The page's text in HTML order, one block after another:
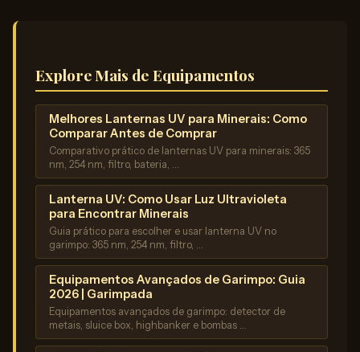
Explore Mais de Equipamentos
Melhores Lanternas UV para Minerais: Como
Comparar Antes de Comprar
Comparativo prático de lanternas UV para minerais: 365
nm, 254 nm, filtro, bateria, …
Lanterna UV: Como Usar Luz Ultravioleta
para Encontrar Minerais
Guia prático para escolher e usar lanterna UV no
garimpo: 365 nm, 254 nm, filtro, …
Equipamentos Avançados de Garimpo: Guia
2026 | Garimpada
Equipamentos avançados de garimpo: detector de
metais, sluice box, highbanker e bombas …